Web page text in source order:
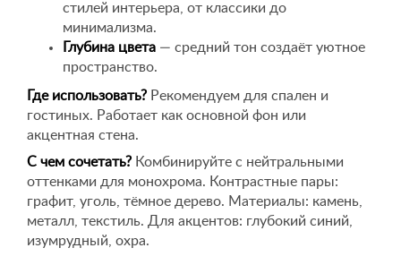
стилей интерьера, от классики до
минимализма.
Глубина цвета — средний тон создаёт уютное
пространство.
Где использовать? Рекомендуем для спален и
гостиных. Работает как основной фон или
акцентная стена.
С чем сочетать? Комбинируйте с нейтральными
оттенками для монохрома. Контрастные пары:
графит, уголь, тёмное дерево. Материалы: камень,
металл, текстиль. Для акцентов: глубокий синий,
изумрудный, охра.